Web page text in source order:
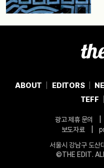
ABOUT EDITORS
TEFF
광고 제휴 문의
보도자료
서울시 강남구 도
©THE EDIT.